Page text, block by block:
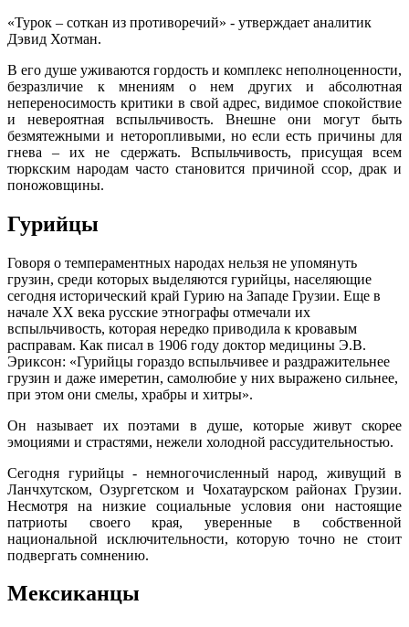
«Турок – соткан из противоречий» - утверждает аналитик
Дэвид Хотман.
В его душе уживаются гордость и комплекс неполноценности,
безразличие к мнениям о нем других и абсолютная
непереносимость критики в свой адрес, видимое спокойствие
и невероятная вспыльчивость. Внешне они могут быть
безмятежными и неторопливыми, но если есть причины для
гнева – их не сдержать. Вспыльчивость, присущая всем
тюркским народам часто становится причиной ссор, драк и
поножовщины.
Гурийцы
Говоря о темпераментных народах нельзя не упомянуть
грузин, среди которых выделяются гурийцы, населяющие
сегодня исторический край Гурию на Западе Грузии. Еще в
начале XX века русские этнографы отмечали их
вспыльчивость, которая нередко приводила к кровавым
расправам. Как писал в 1906 году доктор медицины Э.В.
Эриксон: «Гурийцы гораздо вспыльчивее и раздражительнее
грузин и даже имеретин, самолюбие у них выражено сильнее,
при этом они смелы, храбры и хитры».
Он называет их поэтами в душе, которые живут скорее
эмоциями и страстями, нежели холодной рассудительностью.
Сегодня гурийцы - немногочисленный народ, живущий в
Ланчхутском, Озургетском и Чохатаурском районах Грузии.
Несмотря на низкие социальные условия они настоящие
патриоты своего края, уверенные в собственной
национальной исключительности, которую точно не стоит
подвергать сомнению.
Мексиканцы